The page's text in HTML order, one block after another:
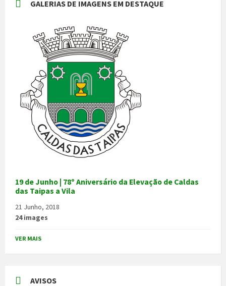
GALERIAS DE IMAGENS EM DESTAQUE
19 de Junho | 78º Aniversário da Elevação de Caldas
das Taipas a Vila
21 Junho, 2018
24 images
VER MAIS
AVISOS